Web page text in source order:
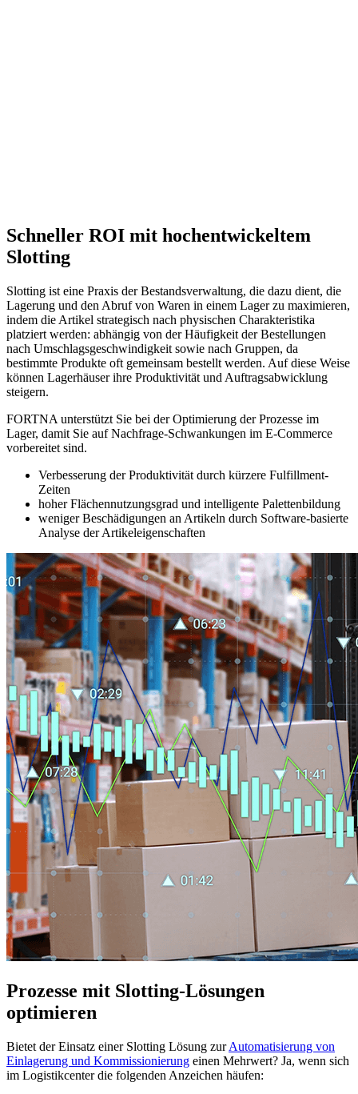
Schneller ROI mit hochentwickeltem
Slotting
Slotting ist eine Praxis der Bestandsverwaltung, die dazu dient, die
Lagerung und den Abruf von Waren in einem Lager zu maximieren,
indem die Artikel strategisch nach physischen Charakteristika
platziert werden: abhängig von der Häufigkeit der Bestellungen
nach Umschlagsgeschwindigkeit sowie nach Gruppen, da
bestimmte Produkte oft gemeinsam bestellt werden. Auf diese Weise
können Lagerhäuser ihre Produktivität und Auftragsabwicklung
steigern.
FORTNA unterstützt Sie bei der Optimierung der Prozesse im
Lager, damit Sie auf Nachfrage-Schwankungen im E-Commerce
vorbereitet sind.
Verbesserung der Produktivität durch kürzere Fulfillment-
Zeiten
hoher Flächennutzungsgrad und intelligente Palettenbildung
weniger Beschädigungen an Artikeln durch Software-basierte
Analyse der Artikeleigenschaften
Prozesse mit Slotting-Lösungen
optimieren
Bietet der Einsatz einer Slotting Lösung zurAutomatisierung von
Einlagerung und Kommissionierung einen Mehrwert? Ja, wenn sich
im Logistikcenter die folgenden Anzeichen häufen: